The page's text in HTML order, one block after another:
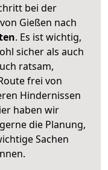
bei der
Gießen nach
. Es ist wichtig,
sicher als auch
ratsam,
frei von
Hindernissen
haben wir
die Planung,
Sachen